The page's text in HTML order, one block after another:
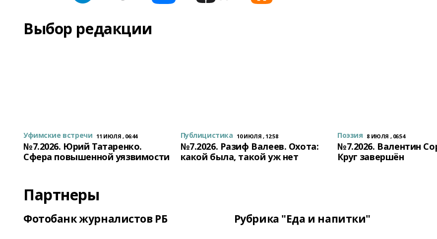
Выбор редакции
Уфимские встречи 11 ИЮЛЯ , 06:44
№7.2026. Юрий Татаренко.
Сфера повышенной уязвимости
Публицистика 10 ИЮЛЯ , 12:58
№7.2026. Разиф Валеев. Охота:
какой была, такой уж нет
Поэзия 8 ИЮЛЯ , 06:54
№7.2026. Валентин
Круг завершён
Партнеры
Фотобанк журналистов РБ Рубрика "Еда и напитки"